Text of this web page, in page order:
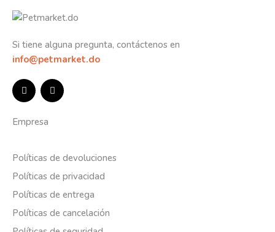
Si tiene alguna pregunta, contáctenos en
info@petmarket.do
Empresa
Políticas de devoluciones
Políticas de privacidad
Políticas de entrega
Políticas de cancelación